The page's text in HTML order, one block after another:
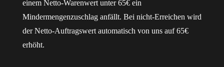
einem Netto-Warenwert unter 65€ ein
Mindermengenzuschlag anfällt. Bei nicht-Erreichen wird
der Netto-Auftragswert automatisch von uns auf 65€
erhöht.